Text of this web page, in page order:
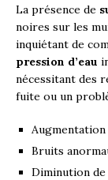
La présence de
noires sur les
inquiétant de
pression d’eau
nécessitant des
fuite ou un
Bruits
Diminution